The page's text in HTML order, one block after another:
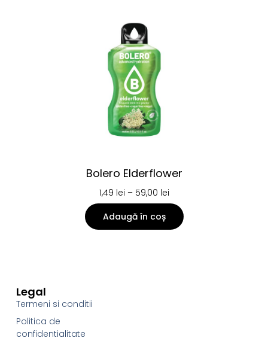
Bolero Elderflower
1,49 lei – 59,00 lei
Adaugă în coș
Legal
Termeni si conditii
Politica de
confidentialitate